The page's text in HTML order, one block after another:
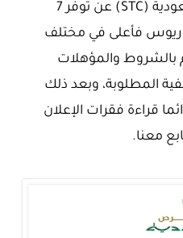
أعلنت شركة الاتصالات السعودية (STC) عن توفر 7
فأعلى في مختلف
بالشروط والمؤهلات
المطلوبة، وبعد ذلك
قراءة فقرات الإعلان
معنا.